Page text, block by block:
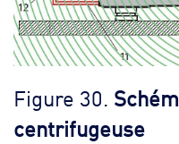
Figure 30.
centrifugeuse